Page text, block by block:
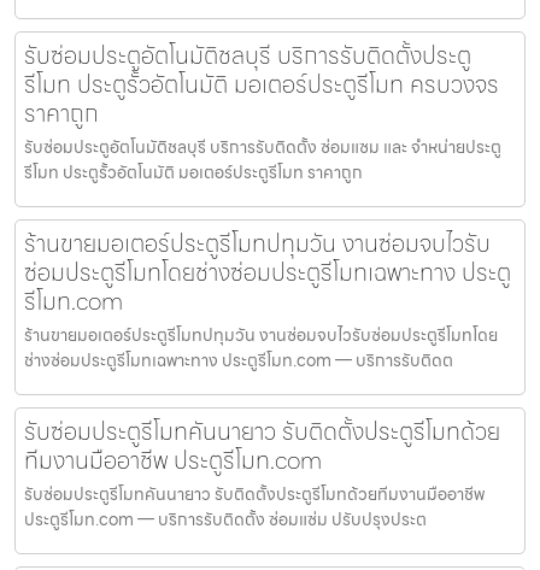
รับซ่อมประตูอัตโนมัติชลบุรี บริการรับติดตั้งประตู
รีโมท ประตูรั้วอัตโนมัติ มอเตอร์ประตูรีโมท ครบวงจร
ราคาถูก
รับซ่อมประตูอัตโนมัติชลบุรี บริการรับติดตั้ง ซ่อมแซม และ จำหน่ายประตู
รีโมท ประตูรั้วอัตโนมัติ มอเตอร์ประตูรีโมท ราคาถูก
ร้านขายมอเตอร์ประตูรีโมทปทุมวัน งานซ่อมจบไวรับ
ซ่อมประตูรีโมทโดยช่างซ่อมประตูรีโมทเฉพาะทาง ประตู
รีโมท.com
ร้านขายมอเตอร์ประตูรีโมทปทุมวัน งานซ่อมจบไวรับซ่อมประตูรีโมทโดย
ช่างซ่อมประตูรีโมทเฉพาะทาง ประตูรีโมท.com — บริการรับติดต
รับซ่อมประตูรีโมทคันนายาว รับติดตั้งประตูรีโมทด้วย
ทีมงานมืออาชีพ ประตูรีโมท.com
รับซ่อมประตูรีโมทคันนายาว รับติดตั้งประตูรีโมทด้วยทีมงานมืออาชีพ
ประตูรีโมท.com — บริการรับติดตั้ง ซ่อมแซ่ม ปรับปรุงประต